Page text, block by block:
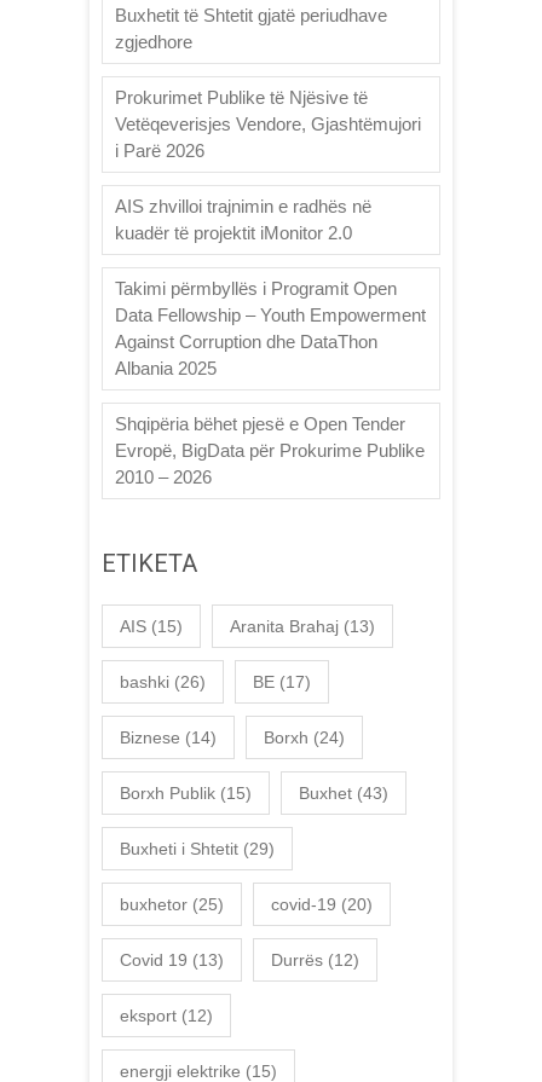
Buxhetit të Shtetit gjatë periudhave
zgjedhore
Prokurimet Publike të Njësive të
Vetëqeverisjes Vendore, Gjashtëmujori
i Parë 2026
AIS zhvilloi trajnimin e radhës në
kuadër të projektit iMonitor 2.0
Takimi përmbyllës i Programit Open
Data Fellowship – Youth Empowerment
Against Corruption dhe DataThon
Albania 2025
Shqipëria bëhet pjesë e Open Tender
Evropë, BigData për Prokurime Publike
2010 – 2026
ETIKETA
AIS (15) Aranita Brahaj (13)
bashki (26) BE (17)
Biznese (14) Borxh (24)
Borxh Publik (15) Buxhet (43)
Buxheti i Shtetit (29)
buxhetor (25) covid-19 (20)
Covid 19 (13) Durrës (12)
eksport (12)
energji elektrike (15)